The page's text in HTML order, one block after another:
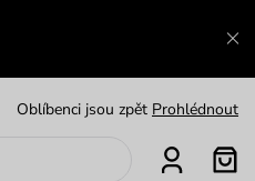
Oblíbenci jsou zpět Prohlédnout
Nech se inspirovat Ukázat